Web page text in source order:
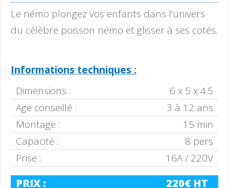
Le némo plongez vos enfants dans l’univers
du célèbre poisson némo et glisser à ses cotés.
Informations techniques :
Dimensions :
6 x 5 x 4.5
Age conseillé :
3 à 12 ans
Montage :
15 min
Capacité :
8 pers
Prise :
16A / 220V
PRIX : 220€ HT